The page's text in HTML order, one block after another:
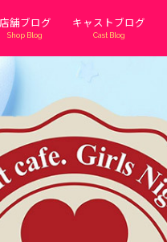
店舗ブログ
Shop Blog
キャストブログ
Cast Blog